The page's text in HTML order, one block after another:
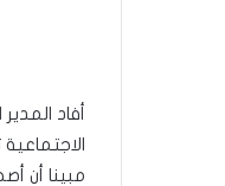
مبينا أن أصحاب